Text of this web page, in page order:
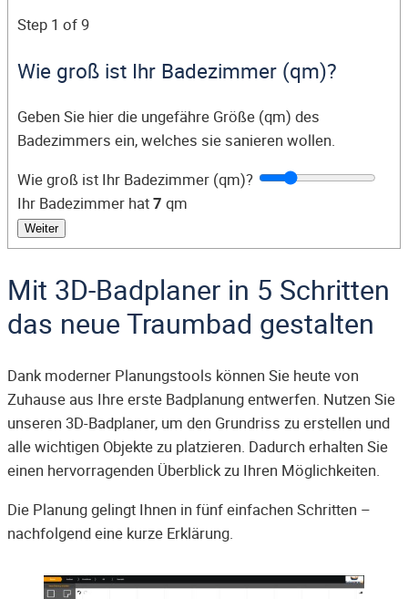
Step 1 of 9
Wie groß ist Ihr Badezimmer (qm)?
Geben Sie hier die ungefähre Größe (qm) des
Badezimmers ein, welches sie sanieren wollen.
Wie groß ist Ihr Badezimmer (qm)?
Ihr Badezimmer hat7 qm
Weiter
Mit 3D-Badplaner in 5 Schritten
das neue Traumbad gestalten
Dank moderner Planungstools können Sie heute von
Zuhause aus Ihre erste Badplanung entwerfen. Nutzen Sie
unseren 3D-Badplaner, um den Grundriss zu erstellen und
alle wichtigen Objekte zu platzieren. Dadurch erhalten Sie
einen hervorragenden Überblick zu Ihren Möglichkeiten.
Die Planung gelingt Ihnen in fünf einfachen Schritten –
nachfolgend eine kurze Erklärung.